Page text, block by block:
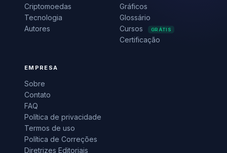
Criptomoedas
Tecnologia
Autores
Gráficos
Glossário
Cursos
GRÁTIS
Certificação
EMPRESA
Sobre
Contato
FAQ
Política de privacidade
Termos de uso
Política de Correções
Diretrizes Editoriais